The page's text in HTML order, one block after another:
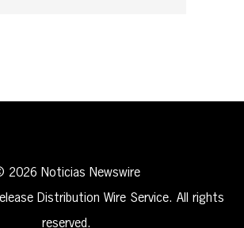
2026 Noticias Newswire
Distribution Wire Service. All rights
reserved.